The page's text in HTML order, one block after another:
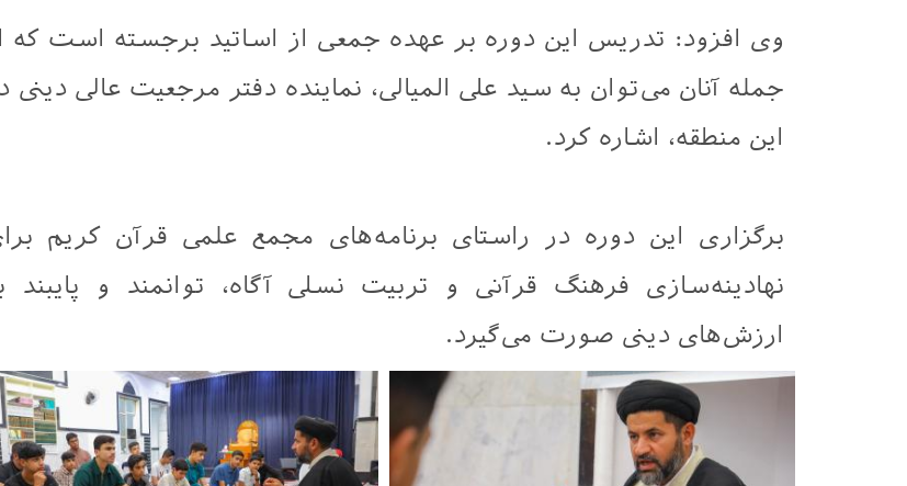
وی افزود: تدریس این دوره بر عهده جمعی از اساتید برجسته است که
جمله آنان می‌توان به سید علی المیالی، نماینده دفتر مرجعیت عالی دینی
این منطقه، اشاره کرد.
برگزاری این دوره در راستای برنامه‌های مجمع علمی قرآن کریم
نهادینه‌سازی فرهنگ قرآنی و تربیت نسلی آگاه، توانمند و پایبند
ارزش‌های دینی صورت می‌گیرد.